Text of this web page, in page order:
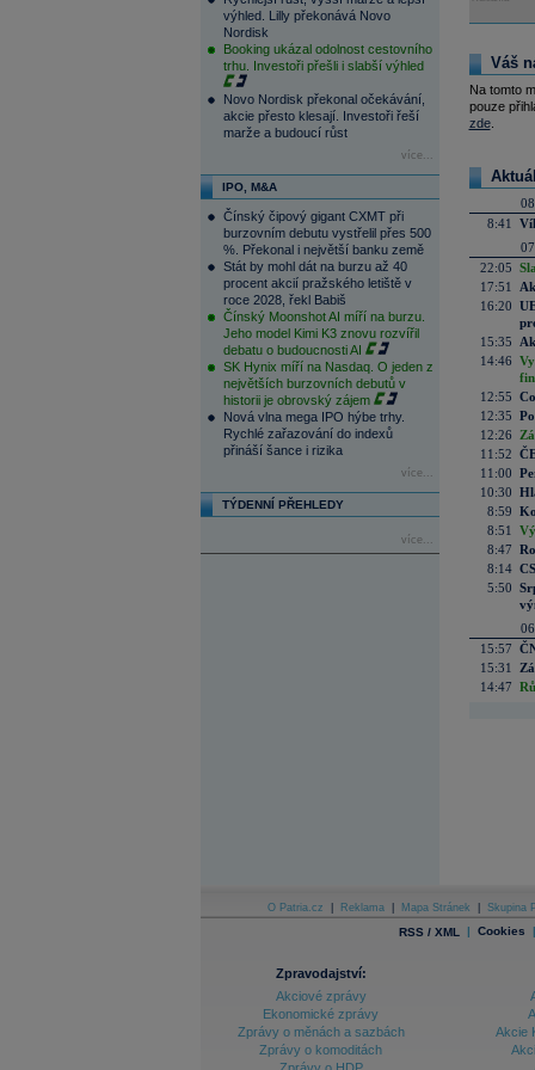
výhled. Lilly překonává Novo
Nordisk
Booking ukázal odolnost cestovního
trhu. Investoři přešli i slabší výhled
Novo Nordisk překonal očekávání,
akcie přesto klesají. Investoři řeší
marže a budoucí růst
více...
IPO, M&A
Čínský čipový gigant CXMT při
burzovním debutu vystřelil přes 500
%. Překonal i největší banku země
Stát by mohl dát na burzu až 40
procent akcií pražského letiště v
roce 2028, řekl Babiš
Čínský Moonshot AI míří na burzu.
Jeho model Kimi K3 znovu rozvířil
debatu o budoucnosti AI
SK Hynix míří na Nasdaq. O jeden z
největších burzovních debutů v
historii je obrovský zájem
Nová vlna mega IPO hýbe trhy.
Rychlé zařazování do indexů
přináší šance i rizika
více...
TÝDENNÍ PŘEHLEDY
více...
Váš
Na tomto
pouze
zde.
8:41
22:05
17:51
16:20
15:35
14:46
12:55
12:35
12:26
11:52
11:00
10:30
8:59
8:51
8:47
8:14
5:50
15:57
15:31
14:47
O Patria.cz Reklama Mapa Stránek Skupina
RSS / XML | Cookies |
Zpravodajství:
Akciové zprávy
Ekonomické zprávy
Zprávy o měnách a sazbách
Zprávy o komoditách
Akcie